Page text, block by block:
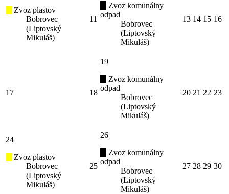
Zvoz plastov
Bobrovec
(Liptovský
Mikuláš)
11
Zvoz komunálny
odpad
Bobrovec
(Liptovský
Mikuláš)
13 14 15 16
17 18
19
Zvoz komunálny
odpad
Bobrovec
(Liptovský
Mikuláš)
20 21 22 23
24
Zvoz plastov
Bobrovec
(Liptovský
Mikuláš)
25
26
Zvoz komunálny
odpad
Bobrovec
(Liptovský
Mikuláš)
27 28 29 30